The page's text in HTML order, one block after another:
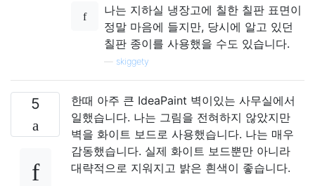
나는 지하실 냉장고에 칠한 칠판 표면이
정말 마음에 들지만, 당시에 알고 있던
칠판 종이를 사용했을 수도 있습니다.
skiggety
5
한때 아주 큰 IdeaPaint 벽이있는 사무실에서
일했습니다. 나는 그림을 전혀하지 않았지만
벽을 화이트 보드로 사용했습니다. 나는 매우
감동했습니다. 실제 화이트 보드뿐만 아니라
대략적으로 지워지고 밝은 흰색이 좋습니다.